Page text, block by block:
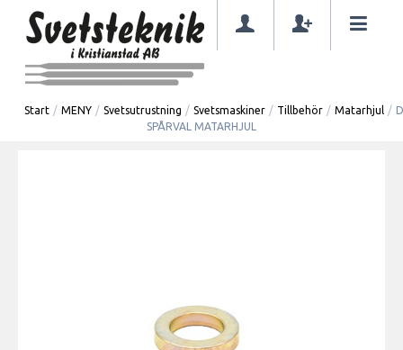
Start / MENY / Svetsutrustning / Svetsmaskiner / Tillbehör / Matarhjul /
SPÅRVAL MATARHJUL